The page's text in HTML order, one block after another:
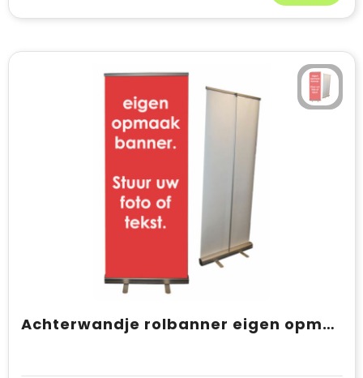
Achterwandje rolbanner eigen opmaak